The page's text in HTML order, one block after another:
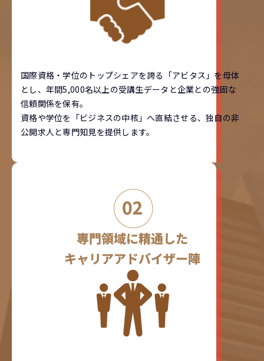
国際資格・学位のトップシェアを誇る「アビタス」を母体
とし、年間5,000名以上の受講生データと企業との強固な
信頼関係を保有。
資格や学位を「ビジネスの中核」へ直結させる、独自の非
公開求人と専門知見を提供します。